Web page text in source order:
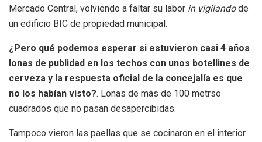
Mercado Central, volviendo a faltar su labor in vigilandode
un edificio BIC de propiedad municipal.
¿Pero qué podemos esperar si estuvieron casi 4 años
lonas de publidad en los techos con unos botellines de
cerveza y la respuesta oficial de la concejalía es que
no los habían visto?. Lonas de más de 100 metrso
cuadrados que no pasan desapercibidas.
Tampoco vieron las paellas que se cocinaron en el interior